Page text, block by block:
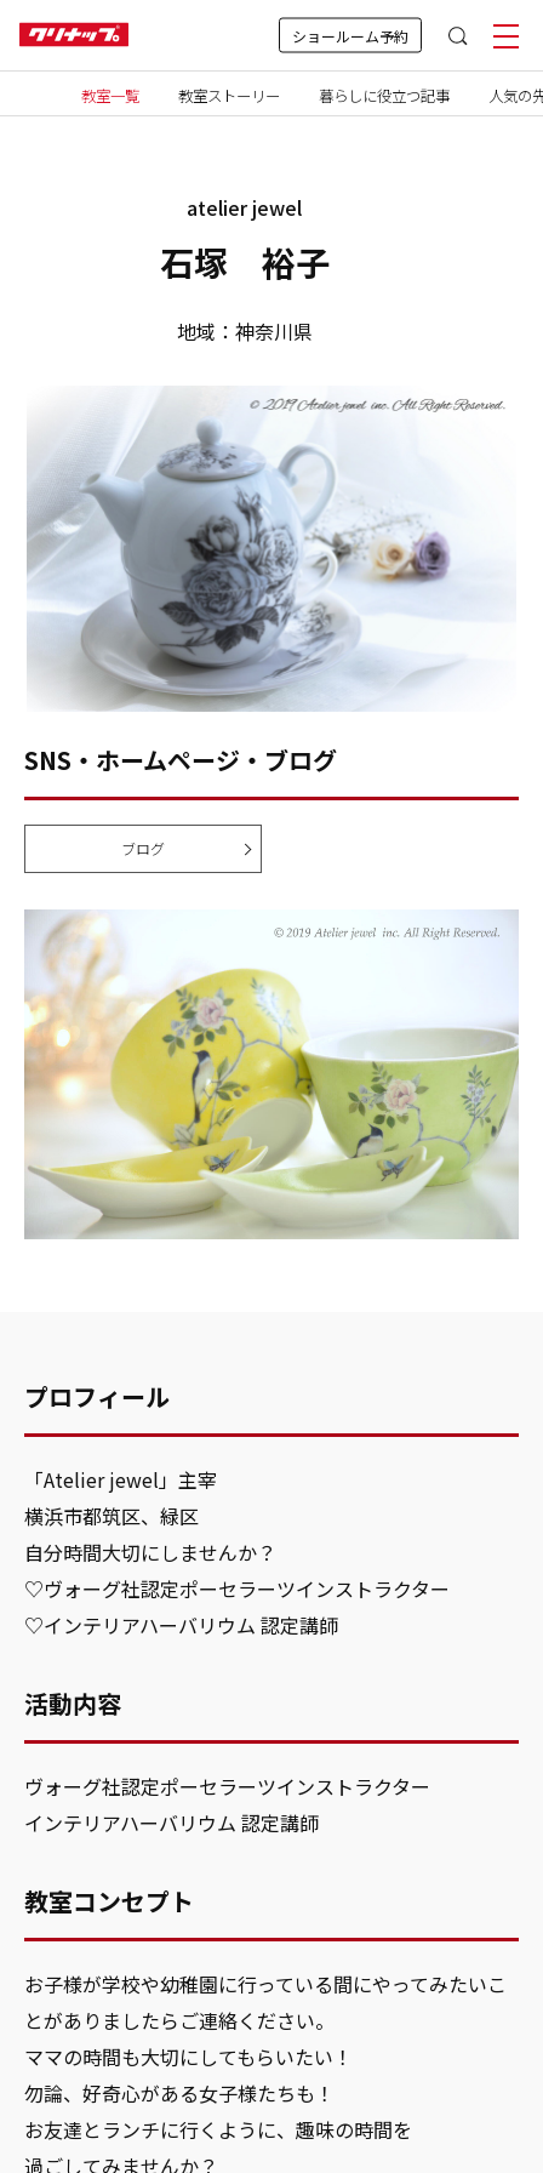
ショールーム予約
教室一覧 教室ストーリー 暮らしに役立つ記事 人気の
atelier jewel
石塚 裕子
地域：神奈川県
SNS・ホームページ・ブログ
ブログ
プロフィール
「Atelier jewel」主宰
横浜市都筑区、緑区
自分時間大切にしませんか？
♡ヴォーグ社認定ポーセラーツインストラクター
♡インテリアハーバリウム 認定講師
活動内容
ヴォーグ社認定ポーセラーツインストラクター
インテリアハーバリウム 認定講師
教室コンセプト
お子様が学校や幼稚園に行っている間にやってみたいこ
とがありましたらご連絡ください。
ママの時間も大切にしてもらいたい！
勿論、好奇心がある女子様たちも！
お友達とランチに行くように、趣味の時間を
過ごしてみませんか？